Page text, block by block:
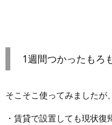
1週間つかったもろ
そこそこ使ってみましたが
・賃貸で設置しても現状復